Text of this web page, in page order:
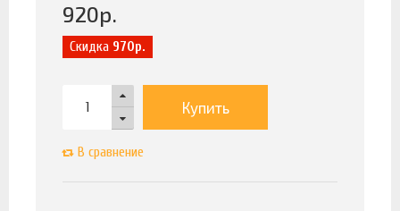
920р.
Скидка 970р.
Купить
В сравнение